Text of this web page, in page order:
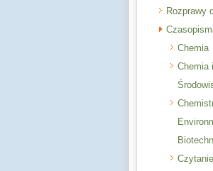
Rozprawy
Chemia
Chemia
Czytanie